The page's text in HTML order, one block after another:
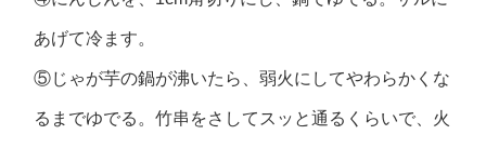
あげて冷ます。
⑤じゃが芋の鍋が沸いたら、弱火にしてやわらかくな
るまでゆでる。竹串をさしてスッと通るくらいで、火